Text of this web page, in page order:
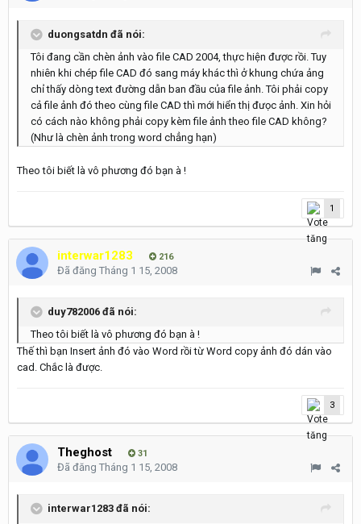
duongsatdn đã nói:
Tôi đang cần chèn ảnh vào file CAD 2004, thực hiện được rồi. Tuy
nhiên khi chép file CAD đó sang máy khác thì ở khung chứa ảng
chỉ thấy dòng text đường dẫn ban đầu của file ảnh. Tôi phải copy
cả file ảnh đó theo cùng file CAD thì mới hiển thị đưọc ảnh. Xin hỏi
có cách nào không phải copy kèm file ảnh theo file CAD không?
(Như là chèn ảnh trong word chẳng hạn)
Theo tôi biết là vô phương đó bạn à !
1
interwar1283 216
Đã đăng Tháng 1 15, 2008
duy782006 đã nói:
Theo tôi biết là vô phương đó bạn à !
Thế thì bạn Insert ảnh đó vào Word rồi từ Word copy ảnh đó dán vào
cad. Chắc là được.
3
Theghost 31
Đã đăng Tháng 1 15, 2008
interwar1283 đã nói: